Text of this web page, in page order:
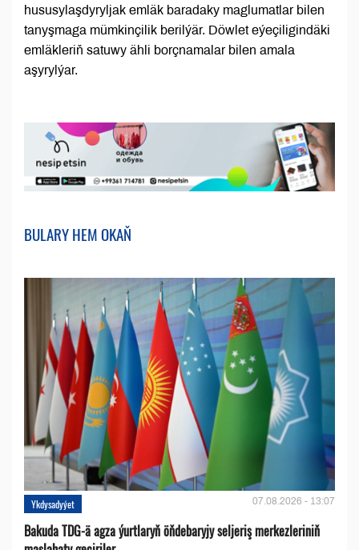
hususylaşdyryljak emläk baradaky maglumatlar bilen
tanyşmaga mümkinçilik berilýär. Döwlet eýeçiligindäki
emläkleriň satuwy ähli borçnamalar bilen amala
aşyrylýar.
BULARY HEM OKAŇ
Ykdysadyýet 07.08.2026 - 13:07
Bakuda TDG-ä agza ýurtlaryň öňdebaryjy seljeriş merkezleriniň